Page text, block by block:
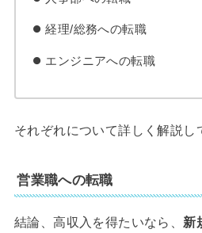
経理/総務への転職
エンジニアへの転職
それぞれについて詳しく解説し
営業職への転職
結論、高収入を得たいなら、 新